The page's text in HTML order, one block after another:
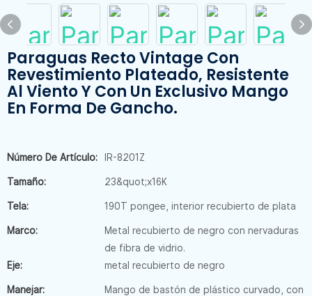
Paraguas Recto Vintage Con
Revestimiento Plateado, Resistente
Al Viento Y Con Un Exclusivo Mango
En Forma De Gancho.
Número De Artículo: IR-8201Z
Tamaño: 23&quot;x16K
Tela: 190T pongee, interior recubierto de plata
Marco:
Metal recubierto de negro con nervaduras
de fibra de vidrio.
Eje:
metal recubierto de negro
Manejar:
Mango de bastón de plástico curvado, con